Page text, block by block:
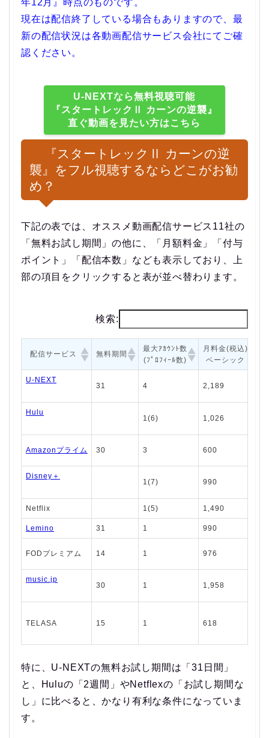
現在は配信終了している場合もありますので、最
新の配信状況は各動画配信サービス会社にてご確
認ください。
U-NEXTなら無料視聴可能
『スタートレックⅡ カーンの逆襲』
直ぐ動画を見たい方はこちら
『スタートレックⅡ カーンの逆
襲』をフル視聴するならどこがお勧
め？
下記の表では、オススメ動画配信サービス11社の
「無料お試し期間」の他に、「月額料金」「付与
ポイント」「配信本数」なども表示しており、上
部の項目をクリックすると表が並べ替わります。
検索:
配信サービス 無料期間
最大ｱｶｳﾝﾄ数
(ﾌﾟﾛﾌｨｰﾙ数)
月料金(税込)
ベーシック
U-NEXT
31 4 2,189
Hulu
1(6) 1,026
Amazonプライム 30 3 600
Disney＋
1(7) 990
Netflix 1(5) 1,490
Lemino 31 1 990
FODプレミアム 14 1 976
music.jp
30 1 1,958
TELASA 15 1 618
特に、U-NEXTの無料お試し期間は「31日間」
と、Huluの「2週間」やNetflexの「お試し期間な
し」に比べると、かなり有利な条件になっていま
す。